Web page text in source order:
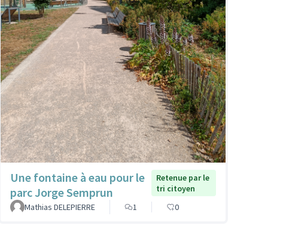
Une fontaine à eau pour le
parc Jorge Semprun
Retenue par le
tri citoyen
Mathias DELEPIERRE
1 0